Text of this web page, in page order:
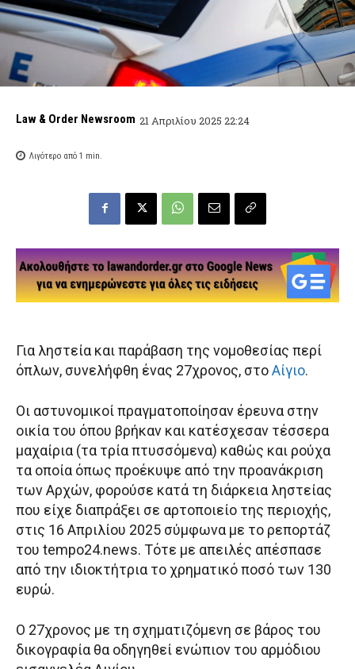
Law & Order Newsroom 21 Απριλίου 2025 22:24
Λιγότερο από 1 min.
Για ληστεία και παράβαση της νομοθεσίας περί
όπλων, συνελήφθη ένας 27χρονος, στοΑίγιο.
Οι αστυνομικοί πραγματοποίησαν έρευνα στην
οικία του όπου βρήκαν και κατέσχεσαν τέσσερα
μαχαίρια (τα τρία πτυσσόμενα) καθώς και ρούχα
τα οποία όπως προέκυψε από την προανάκριση
των Αρχών, φορούσε κατά τη διάρκεια ληστείας
που είχε διαπράξει σε αρτοποιείο της περιοχής,
στις 16 Απριλίου 2025 σύμφωνα με το ρεπορτάζ
του tempo24.news. Τότε με απειλές απέσπασε
από την ιδιοκτήτρια το χρηματικό ποσό των 130
ευρώ.
Ο 27χρονος με τη σχηματιζόμενη σε βάρος του
δικογραφία θα οδηγηθεί ενώπιον του αρμόδιου